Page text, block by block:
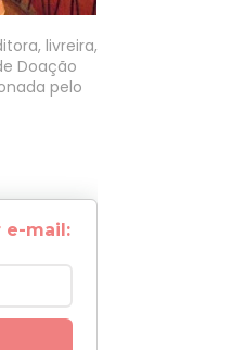
livreira,
Doação
pelo
e-mail: